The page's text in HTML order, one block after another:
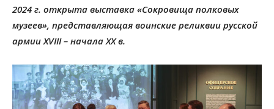
2024 г. открыта выставка «Сокровища полковых
музеев», представляющая воинские реликвии русской
армии XVIII – начала XX в.